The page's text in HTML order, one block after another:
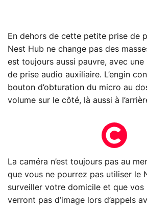
En dehors de cette petite prise de
Nest Hub ne change pas des
est toujours aussi pauvre, avec
de prise audio auxiliaire. L’engin
bouton d’obturation du micro au
volume sur le côté, là aussi à
La caméra n’est toujours pas au
que vous ne pourrez pas utiliser le
surveiller votre domicile et que vos
verront pas d’image lors d’appels